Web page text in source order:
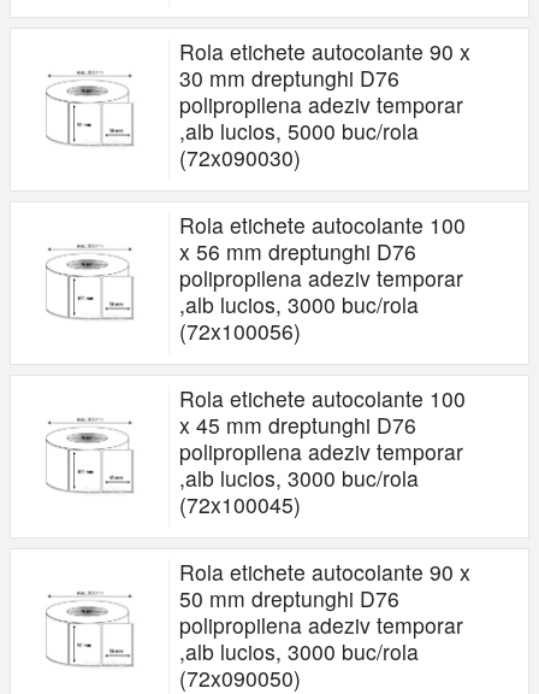
Rola etichete autocolante 90 x
30 mm dreptunghi D76
polipropilena adeziv temporar
,alb lucios, 5000 buc/rola
(72x090030)
Rola etichete autocolante 100
x 56 mm dreptunghi D76
polipropilena adeziv temporar
,alb lucios, 3000 buc/rola
(72x100056)
Rola etichete autocolante 100
x 45 mm dreptunghi D76
polipropilena adeziv temporar
,alb lucios, 3000 buc/rola
(72x100045)
Rola etichete autocolante 90 x
50 mm dreptunghi D76
polipropilena adeziv temporar
,alb lucios, 3000 buc/rola
(72x090050)